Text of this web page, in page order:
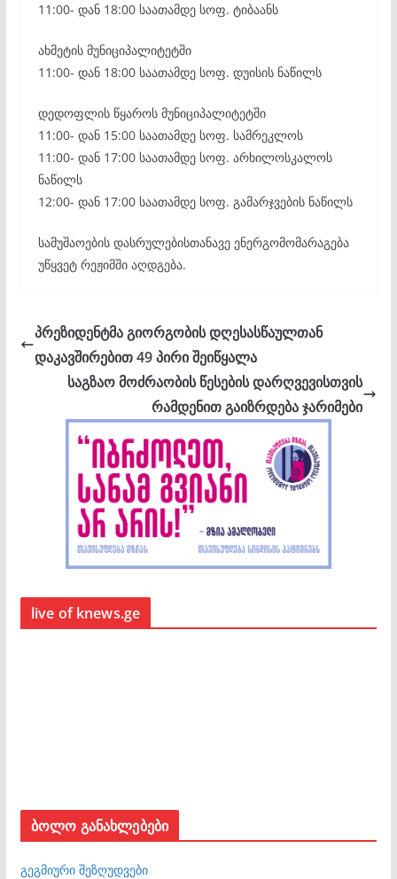
11:00- დან 18:00 საათამდე სოფ. ტიბაანს
ახმეტის მუნიციპალიტეტში
11:00- დან 18:00 საათამდე სოფ. დუისის ნაწილს
დედოფლის წყაროს მუნიციპალიტეტში
11:00- დან 15:00 საათამდე სოფ. სამრეკლოს
11:00- დან 17:00 საათამდე სოფ. არხილოსკალოს
ნაწილს
12:00- დან 17:00 საათამდე სოფ. გამარჯვების ნაწილს
სამუშაოების დასრულებისთანავე ენერგომომარაგება
უწყვეტ რეჟიმში აღდგება.
პრეზიდენტმა გიორგობის დღესასწაულთან
დაკავშირებით 49 პირი შეიწყალა
საგზაო მოძრაობის წესების დარღვევისთვის
რამდენით გაიზრდება ჯარიმები
live of knews.ge
ბოლო განახლებები
გეგმიური შეზღუდვები